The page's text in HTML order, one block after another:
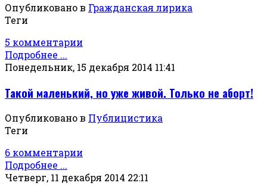
Опубликовано в Гражданская лирика
Теги
5 комментарии
Подробнее ...
Понедельник, 15 декабря 2014 11:41
Такой маленький, но уже живой. Только не аборт!
Опубликовано в Публицистика
Теги
6 комментарии
Подробнее ...
Четверг, 11 декабря 2014 22:11